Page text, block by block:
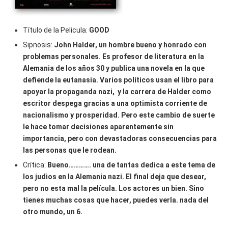
Título de la Pelicula: GOOD
Sipnosis: John Halder, un hombre bueno y honrado con
problemas personales. Es profesor de literatura en la
Alemania de los años 30 y publica una novela en la que
defiende la eutanasia. Varios políticos usan el libro para
apoyar la propaganda nazi, y la carrera de Halder como
escritor despega gracias a una optimista corriente de
nacionalismo y prosperidad. Pero este cambio de suerte
le hace tomar decisiones aparentemente sin
importancia, pero con devastadoras consecuencias para
las personas que le rodean.
Crítica: Bueno…………. una de tantas dedica a este tema de
los judios en la Alemania nazi. El final deja que desear,
pero no esta mal la película. Los actores un bien. Sino
tienes muchas cosas que hacer, puedes verla. nada del
otro mundo, un 6.